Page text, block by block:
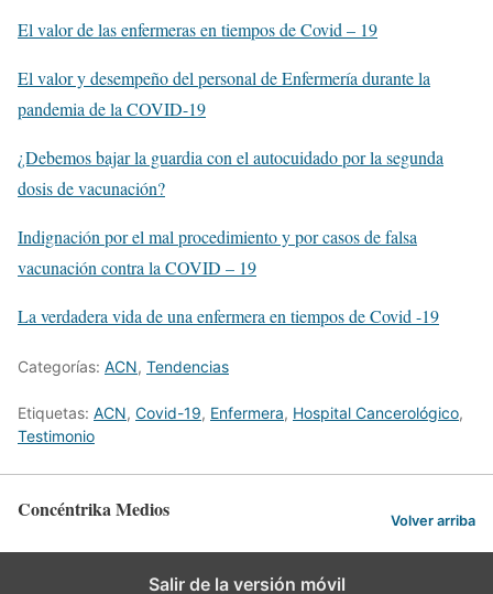
El valor de las enfermeras en tiempos de Covid – 19
El valor y desempeño del personal de Enfermería durante la
pandemia de la COVID-19
¿Debemos bajar la guardia con el autocuidado por la segunda
dosis de vacunación?
Indignación por el mal procedimiento y por casos de falsa
vacunación contra la COVID – 19
La verdadera vida de una enfermera en tiempos de Covid -19
Categorías: ACN, Tendencias
Etiquetas: ACN, Covid-19, Enfermera, Hospital Cancerológico,
Testimonio
Concéntrika Medios Volver arriba
Salir de la versión móvil